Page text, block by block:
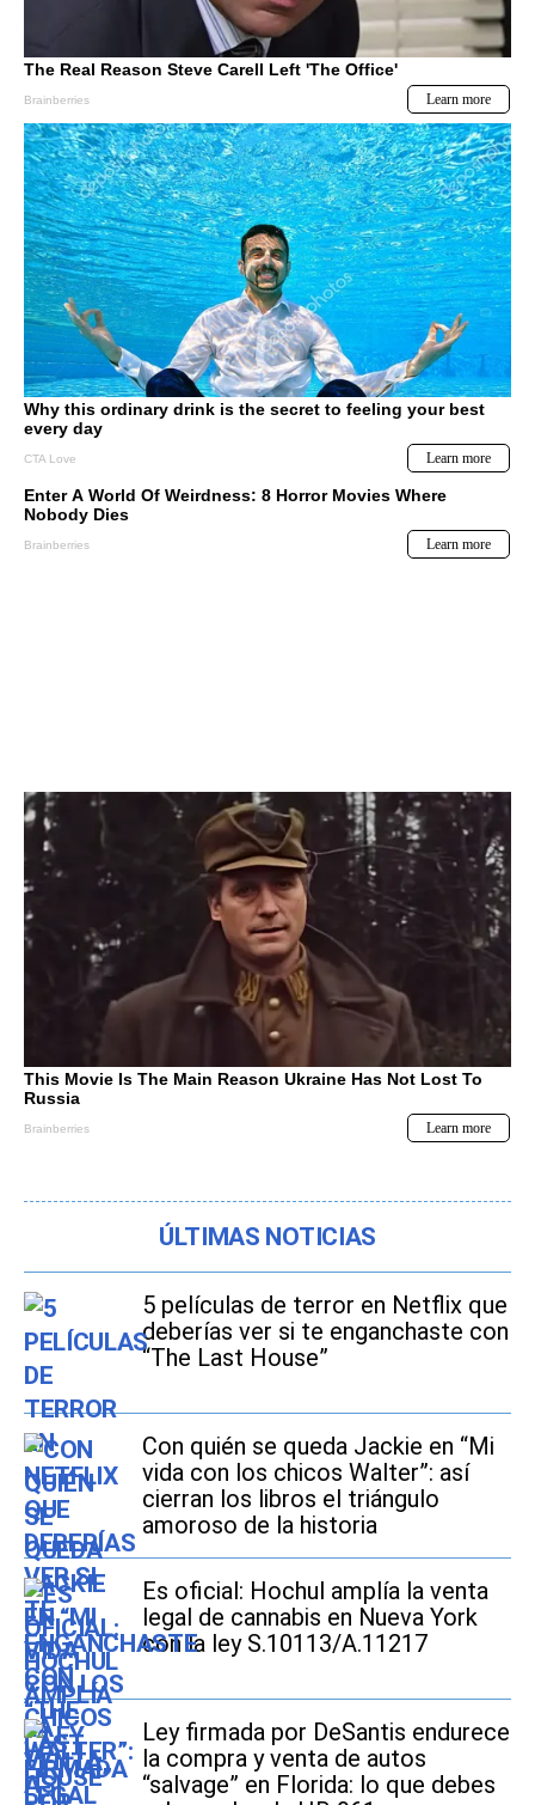
ÚLTIMAS NOTICIAS
5 películas de terror en Netflix que
deberías ver si te enganchaste con
“The Last House”
Con quién se queda Jackie en “Mi
vida con los chicos Walter”: así
cierran los libros el triángulo
amoroso de la historia
Es oficial: Hochul amplía la venta
legal de cannabis en Nueva York
con la ley S.10113/A.11217
Ley firmada por DeSantis endurece
la compra y venta de autos
“salvage” en Florida: lo que debes